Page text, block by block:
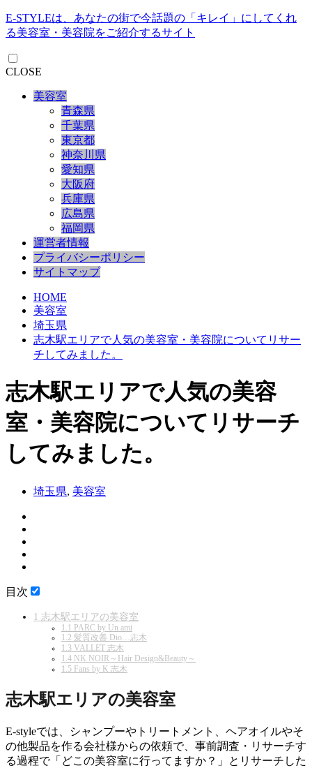
E-STYLEは、あなたの街で今話題の「キレイ」にしてくれ
る美容室・美容院をご紹介するサイト
CLOSE
美容室
青森県
千葉県
東京都
神奈川県
愛知県
大阪府
兵庫県
広島県
福岡県
運営者情報
プライバシーポリシー
サイトマップ
HOME
美容室
埼玉県
志木駅エリアで人気の美容室・美容院についてリサー
チしてみました。
志木駅エリアで人気の美容
室・美容院についてリサーチ
してみました。
埼玉県, 美容室
目次
1 志木駅エリアの美容室
1.1 PARC by Un ami
1.2 髪質改善 Dio…志木
1.3 VALLET 志木
1.4 NK NOIR～Hair Design&Beauty～
1.5 Fans by K 志木
志木駅エリアの美容室
E-styleでは、シャンプーやトリートメント、ヘアオイルやそ
の他製品を作る会社様からの依頼で、事前調査・リサーチす
る過程で「どこの美容室に行ってますか？」とリサーチした